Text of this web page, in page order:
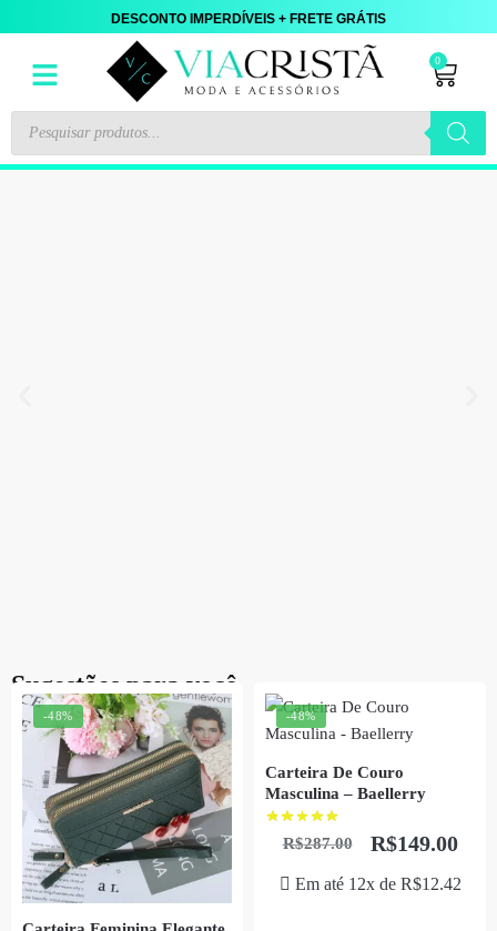
DESCONTO IMPERDÍVEIS + FRETE GRÁTIS
0
Sugestões para você
-48% -48%
Carteira De Couro
Masculina – Baellerry
R$287.00 R$149.00
Em até 12x de R$12.42